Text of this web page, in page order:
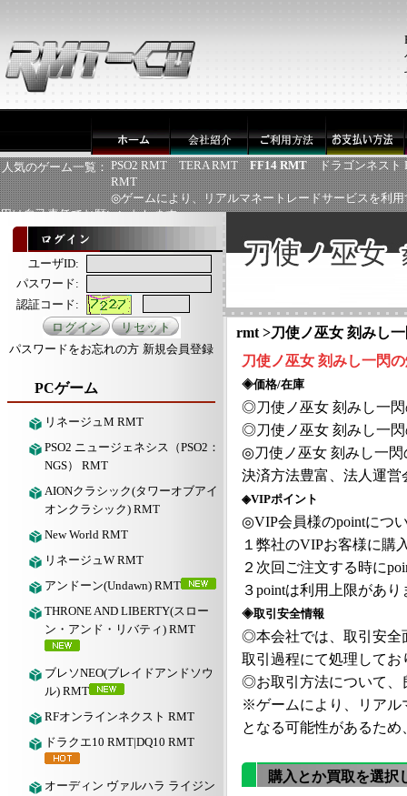
人気のゲーム一覧： PSO2 RMT TERA RMT FF14 RMT
ドラゴンネスト
RMT
◎ゲームにより、リアルマネートレードサービスを利
用は自己責任でお願いいたします
ユーザID:
パスワード:
認証コード:
パスワードをお忘れの方 新規会員登録
PCゲーム
リネージュM RMT
PSO2 ニュージェネシス（PSO2：
NGS） RMT
AIONクラシック(タワーオブアイ
オンクラシック) RMT
New World RMT
リネージュW RMT
アンドーン(Undawn) RMT
THRONE AND LIBERTY(スロー
ン・アンド・リバティ) RMT
ブレソNEO(ブレイドアンドソウ
ル) RMT
RFオンラインネクスト RMT
ドラクエ10 RMT|DQ10 RMT
オーディン ヴァルハラ ライジン
rmt >刀使ノ巫女 刻みし
刀使ノ巫女 刻みし一閃
◈価格/在庫
◎刀使ノ巫女 刻みし一
◎刀使ノ巫女 刻みし一
◎刀使ノ巫女 刻みし一閃
決済方法豊富、法人運
◈VIPポイント
◎VIP会員様のpointにつ
１弊社のVIPお客様に購
２次回ご注文する時に
３pointは利用上限があ
◈取引安全情報
◎本会社では、取引安全
取引過程にて処理してお
◎お取引方法について、
※ゲームにより、リアル
となる可能性があるた
購入とか買取を選択